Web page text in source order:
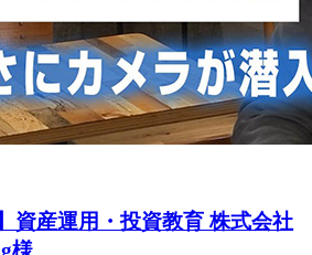
資産運用・投資教育 株式会社
様